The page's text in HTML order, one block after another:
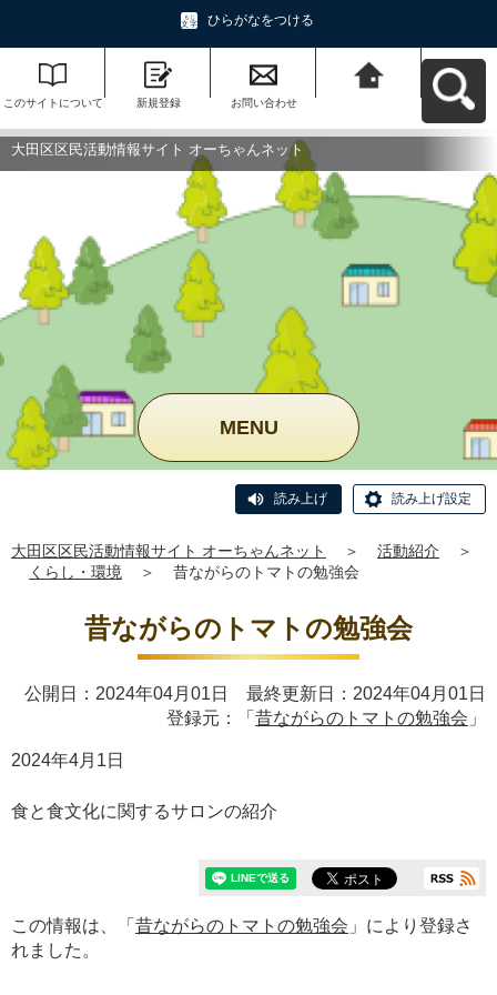
ひらがなをつける
このサイトについて 新規登録 お問い合わせ
ットへ戻る
大田区区民活動情報サイト オーちゃんネット
MENU
読み上げ 読み上げ設定
大田区区民活動情報サイト オーちゃんネット ＞ 活動紹介
＞
くらし・環境
＞ 昔ながらのトマトの勉強会
昔ながらのトマトの勉強会
公開日：2024年04月01日 最終更新日：2024年04月01日
登録元：「 昔ながらのトマトの勉強会 」
2024年4月1日
食と食文化に関するサロンの紹介
この情報は、「 昔ながらのトマトの勉強会 」により登録さ
れました。